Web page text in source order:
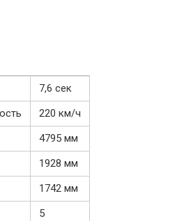
7,6 сек
220 км/ч
4795 мм
1928 мм
1742 мм
5